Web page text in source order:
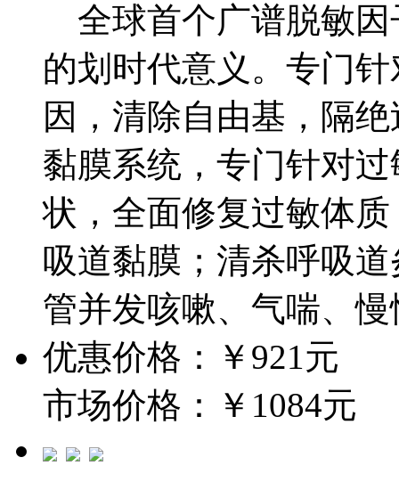
全球首个广谱脱敏因
的划时代意义。专门
因，清除自由基，隔
黏膜系统，专门针对
状，全面修复过敏体
吸道黏膜；清杀呼吸
管并发咳嗽、气喘、
优惠价格：￥921元
市场价格：￥1084元